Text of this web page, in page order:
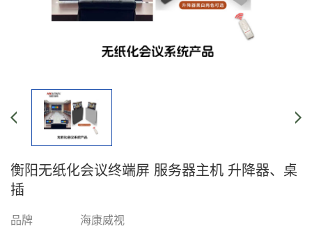
衡阳无纸化会议终端屏 服务器主机 升降器、桌
插
品牌 海康威视